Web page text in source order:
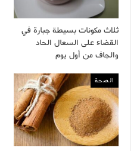
ثلاث مكونات بسيطة جبارة في
القضاء على السعال الحاد
والجاف من أول يوم
الصحة